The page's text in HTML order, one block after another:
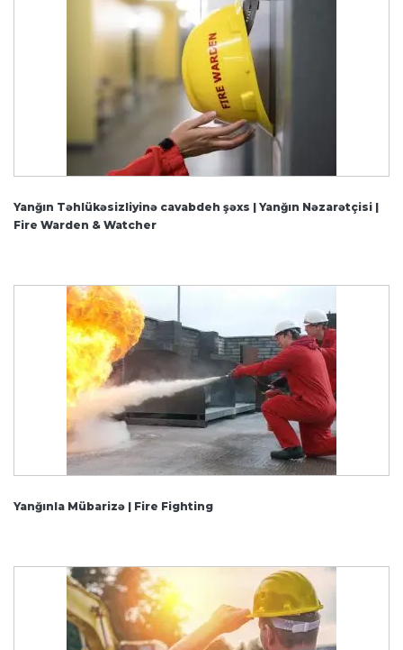
Yanğın Təhlükəsizliyinə cavabdeh şəxs | Yanğın Nəzarətçisi |
Fire Warden & Watcher
Yanğınla Mübarizə | Fire Fighting